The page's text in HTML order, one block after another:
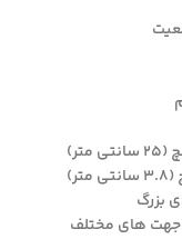
بزرگ
های مختلف